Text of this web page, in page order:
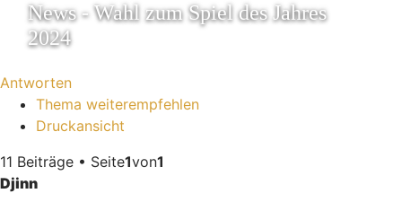
News - Wahl zum Spiel des Jahres
2024
Antworten
Thema weiterempfehlen
Druckansicht
11 Beiträge • Seite1von1
Djinn